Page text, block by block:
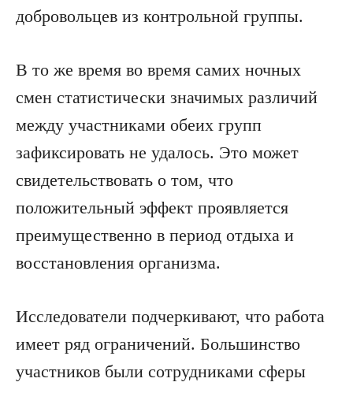
добровольцев из контрольной группы.
В то же время во время самих ночных
смен статистически значимых различий
между участниками обеих групп
зафиксировать не удалось. Это может
свидетельствовать о том, что
положительный эффект проявляется
преимущественно в период отдыха и
восстановления организма.
Исследователи подчеркивают, что работа
имеет ряд ограничений. Большинство
участников были сотрудниками сферы